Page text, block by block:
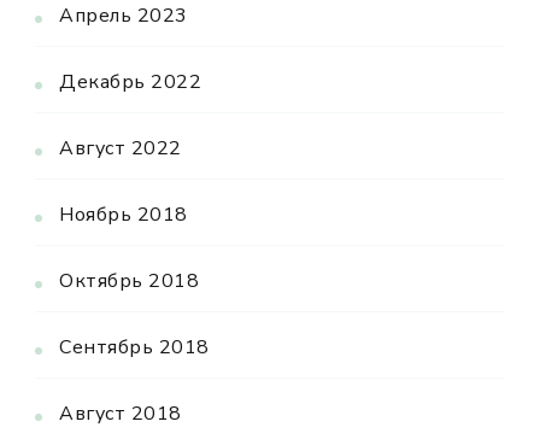
Апрель 2023
Декабрь 2022
Август 2022
Ноябрь 2018
Октябрь 2018
Сентябрь 2018
Август 2018